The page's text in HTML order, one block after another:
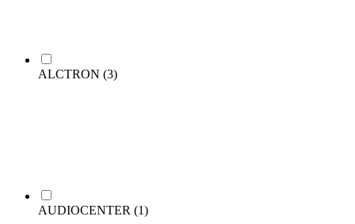
ALCTRON (3)
AUDIOCENTER (1)